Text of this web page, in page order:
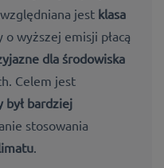
jest klasa
o wyższej emisji płacą
dla środowiska
Celem jest
był bardziej
stosowania